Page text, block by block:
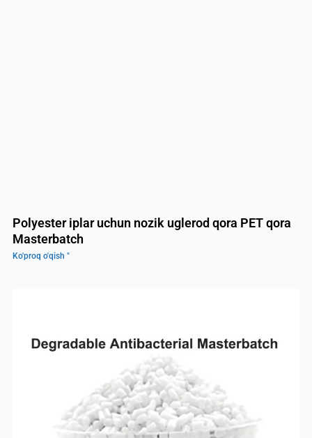
Polyester iplar uchun nozik uglerod qora PET qora
Masterbatch
Ko'proq o'qish "